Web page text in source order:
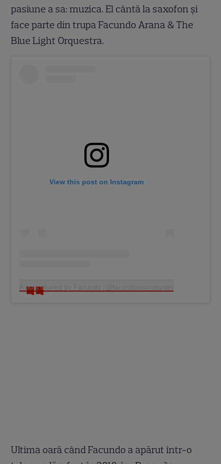
pasiune a sa: muzica. El cântă la saxofon și
face parte din trupa Facundo Arana & The
Blue Light Orquestra.
View this post on Instagram
A post shared by Facundo (@facundoaranatagle)
Ultima oară când Facundo a apărut într-o